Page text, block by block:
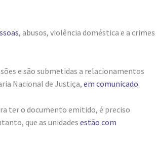
, abusos, violência doméstica e a crimes
e são submetidas a relacionamentos
Nacional de Justiça, em comunicado.
ter o documento emitido, é preciso
que as unidades estão com